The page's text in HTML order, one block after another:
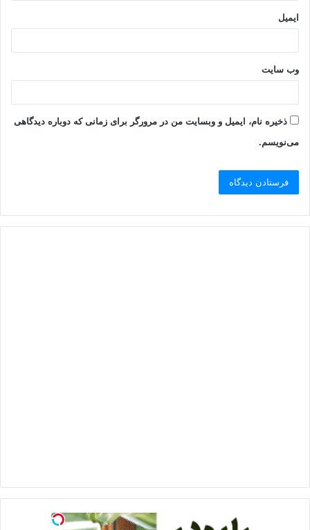
ایمیل
وب‌ سایت
ذخیره نام، ایمیل و وبسایت من در مرورگر برای زمانی که دوباره دیدگاهی
می‌نویسم.